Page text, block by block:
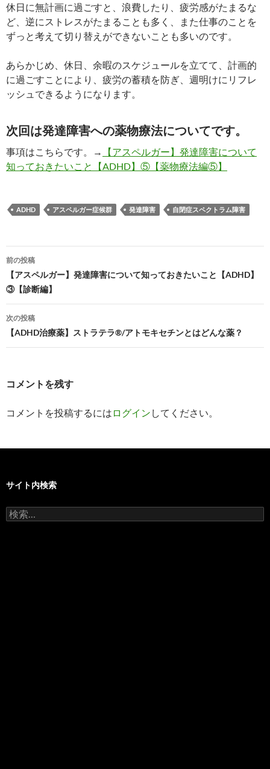
休日に無計画に過ごすと、浪費したり、疲労感がたまるな
ど、逆にストレスがたまることも多く、また仕事のことを
ずっと考えて切り替えができないことも多いのです。
あらかじめ、休日、余暇のスケジュールを立てて、計画的
に過ごすことにより、疲労の蓄積を防ぎ、週明けにリフレ
ッシュできるようになります。
次回は発達障害への薬物療法についてです。
事項はこちらです。→
【アスペルガー】発達障害について
知っておきたいこと【ADHD】⑤【薬物療法編⑤】
ADHD アスペルガー症候群 発達障害 自閉症スペクトラム障害
投
稿
ナ
ビ
ゲ
シ
前の投稿
【アスペルガー】発達障害について知っておきたいこと【ADHD】
③【診断編】
次の投稿
【ADHD治療薬】ストラテラ®/アトモキセチンとはどんな薬？
コメントを残す
コメントを投稿するには ログイン してください。
サイト内検索
検
索: